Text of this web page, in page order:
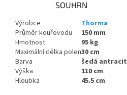
SOUHRN
Výrobce
Thorma
Průměr kouřovodu
150 mm
Hmotnost
95 kg
Maximální délka polen30 cm
Barva
šedá antracit
Výška
110 cm
Hloubka
45.5 cm